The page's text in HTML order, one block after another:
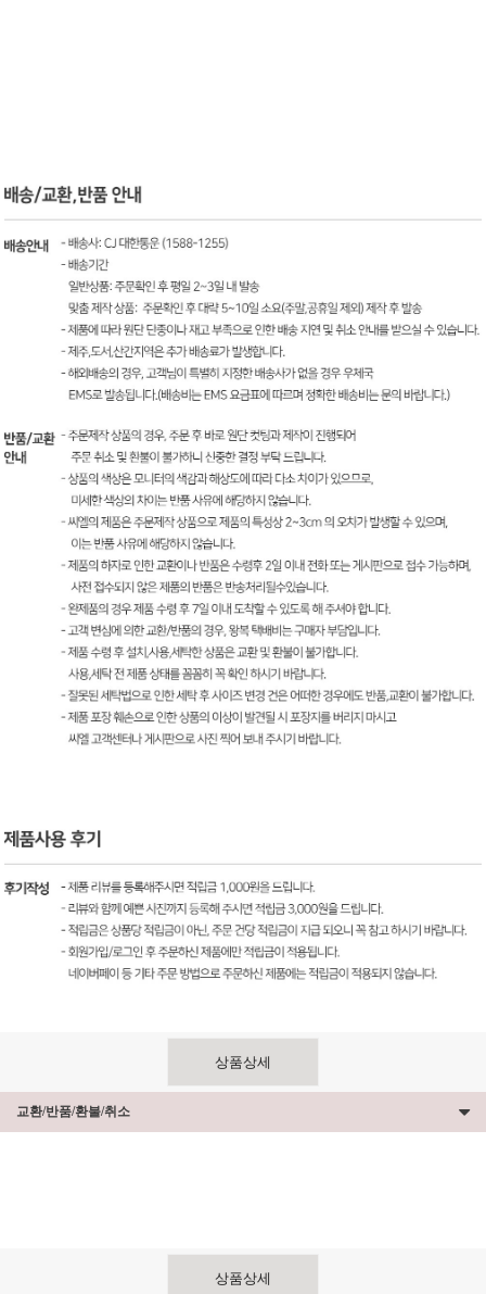
상품상세
교환/반품/환불/취소
상품상세